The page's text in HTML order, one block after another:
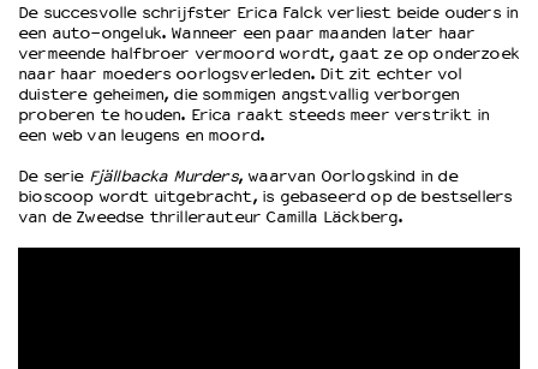
EDUCATIE
Schoolvoorstellingen
Filmprogramma’s Primair Onderwijs
Filmprogramma’s VO/MBO
Speciale educatieprogramma’s
De succesvolle schrijfster Erica Falck verliest beide ouders in
een auto-ongeluk. Wanneer een paar maanden later haar
vermeende halfbroer vermoord wordt, gaat ze op onderzoek
naar haar moeders oorlogsverleden. Dit zit echter vol
duistere geheimen, die sommigen angstvallig verborgen
proberen te houden. Erica raakt steeds meer verstrikt in
een web van leugens en moord.
De serie Fjällbacka Murders, waarvan Oorlogskind in de
bioscoop wordt uitgebracht, is gebaseerd op de bestsellers
van de Zweedse thrillerauteur Camilla Läckberg.